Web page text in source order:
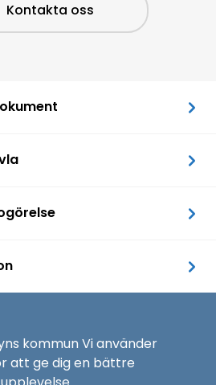
Kontakta oss
kommun Vi använder
att ge dig en bättre